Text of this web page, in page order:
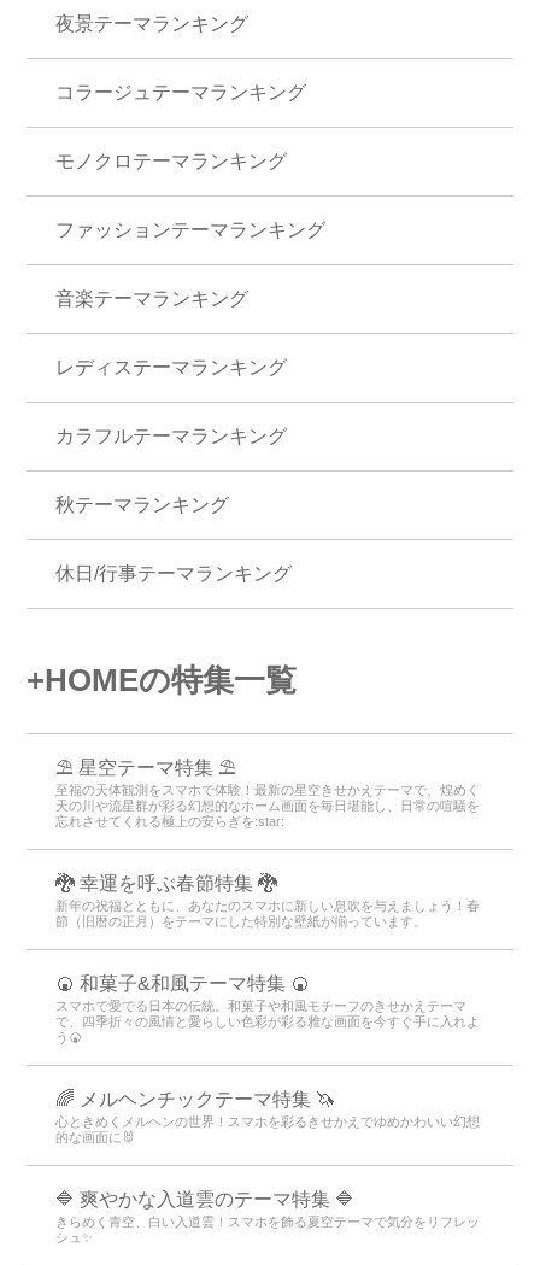
夜景テーマランキング
コラージュテーマランキング
モノクロテーマランキング
ファッションテーマランキング
音楽テーマランキング
レディステーマランキング
カラフルテーマランキング
秋テーマランキング
休日/行事テーマランキング
+HOMEの特集一覧
⛱️ 星空テーマ特集 ⛱️
至福の天体観測をスマホで体験！最新の星空きせかえテーマで、煌めく
天の川や流星群が彩る幻想的なホーム画面を毎日堪能し、日常の喧騒を
忘れさせてくれる極上の安らぎを:star:️
🐉 幸運を呼ぶ春節特集 🐉
新年の祝福とともに、あなたのスマホに新しい息吹を与えましょう！春
節（旧暦の正月）をテーマにした特別な壁紙が揃っています。
🍘 和菓子&和風テーマ特集 🍘
スマホで愛でる日本の伝統。和菓子や和風モチーフのきせかえテーマ
で、四季折々の風情と愛らしい色彩が彩る雅な画面を今すぐ手に入れよ
う🍘
🌈 メルヘンチックテーマ特集 🦄
心ときめくメルヘンの世界！スマホを彩るきせかえでゆめかわいい幻想
的な画面に🐰
🔷 爽やかな入道雲のテーマ特集 🔷
きらめく青空、白い入道雲！スマホを飾る夏空テーマで気分をリフレッ
シュ✨